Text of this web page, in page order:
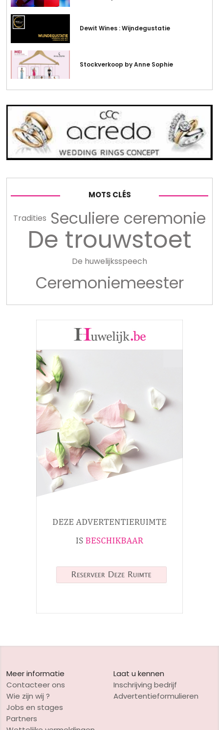
Dewit Wines : Wijndegustatie
Stockverkoop by Anne Sophie
MOTS CLÉS
Tradities Seculiere ceremonie
De trouwstoet
De huwelijksspeech
Ceremoniemeester
Meer informatie
Contacteer ons
Wie zijn wij ?
Jobs en stages
Partners
Laat u kennen
Inschrijving bedrijf
Advertentieformulieren